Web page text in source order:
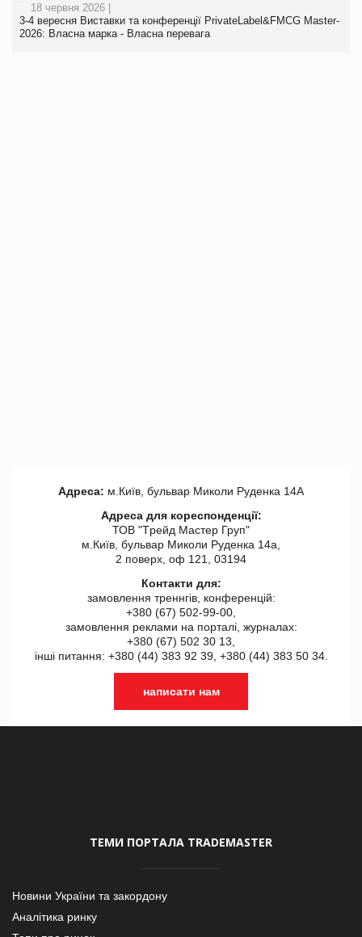
18 червня 2026 |
3-4 вересня Виставки та конференції PrivateLabel&FMCG Master-
2026: Власна марка - Власна перевага
Адреса: м.Київ, бульвар Миколи Руденка 14А
Адреса для кореспонденції:
ТОВ "Tрейд Мастер Груп"
м.Київ, бульвар Миколи Руденка 14а,
2 поверх, оф 121, 03194
Контакти для:
замовлення треннгів, конференцій:
+380 (67) 502-99-00,
замовлення реклами на порталі, журналах:
+380 (67) 502 30 13,
інші питання: +380 (44) 383 92 39, +380 (44) 383 50 34.
написати нам
ТЕМИ ПОРТАЛА TRADEMASTER
Новини України та закордону
Аналітика ринку